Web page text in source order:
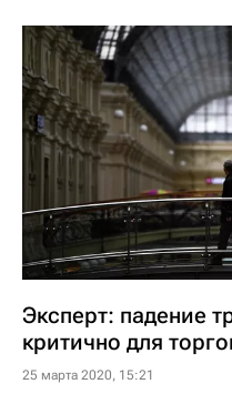
Эксперт: падение
критично для
25 марта 2020, 15:21